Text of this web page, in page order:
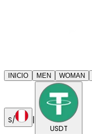
INICIO MEN WOMAN
S/ |
USDT